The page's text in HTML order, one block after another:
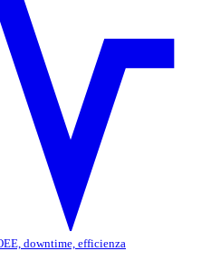
downtime, efficienza